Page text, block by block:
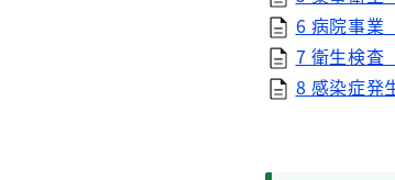
6 病院事業
7 衛生検査
8 感染症発